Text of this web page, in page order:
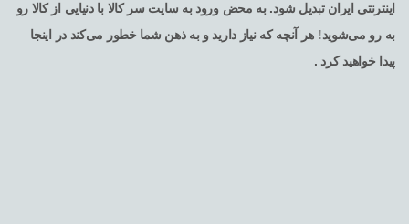
اینترنتی ایران تبدیل شود. به محض ورود به سایت سر کالا با دنیایی از کالا رو
به رو می‌شوید! هر آنچه که نیاز دارید و به ذهن شما خطور می‌کند در اینجا
پیدا خواهید کرد .